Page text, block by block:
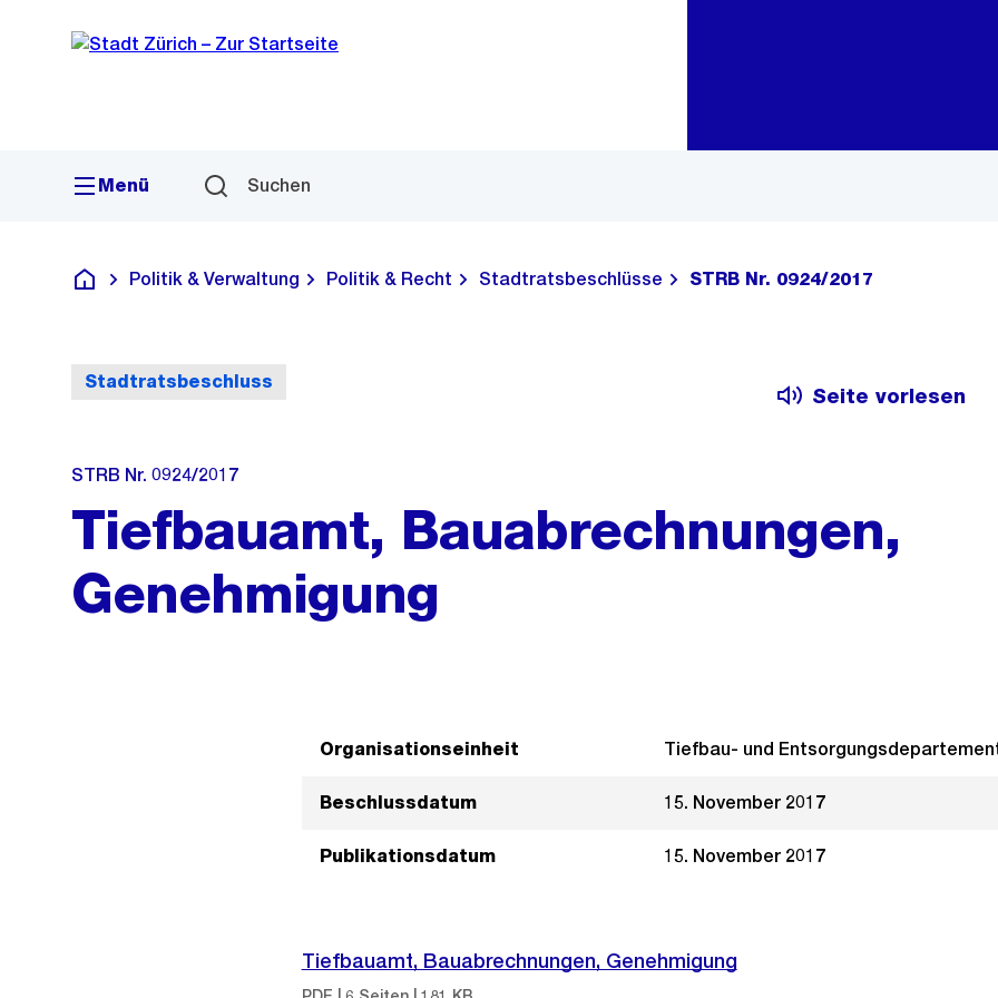
Navigation
Sprunglink
Menü Suchen
Deutsch
Politik & Verwaltung Politik & Recht Stadtratsbeschlüsse STRB Nr. 0924/2017
Stadtratsbeschluss
Seite vorlesen
STRB Nr. 0924/2017
Tiefbauamt, Bauabrechnungen,
Genehmigung
Organisationseinheit Tiefbau- und
Beschlussdatum 15. November 2017
Publikationsdatum 15. November 2017
Tiefbauamt, Bauabrechnungen, Genehmigung